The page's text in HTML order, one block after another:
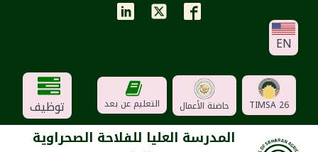
EN
TIMSA 26 حاضنة الأعمال التعليم عن بعد توظيف
المدرسة العليا للفلاحة الصحراوية